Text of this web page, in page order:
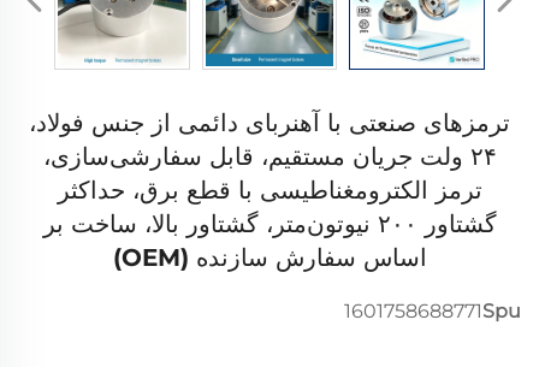
ترمزهای صنعتی با آهنربای دائمی از جنس فولاد،
۲۴ ولت جریان مستقیم، قابل سفارشی‌سازی،
ترمز الکترومغناطیسی با قطع برق، حداکثر
گشتاور ۲۰۰ نیوتون‌متر، گشتاور بالا، ساخت بر
اساس سفارش سازنده (OEM)
Spu
1601758688771